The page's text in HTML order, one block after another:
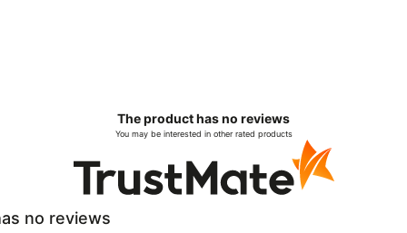
The product has no reviews
You may be interested in other rated products
no reviews